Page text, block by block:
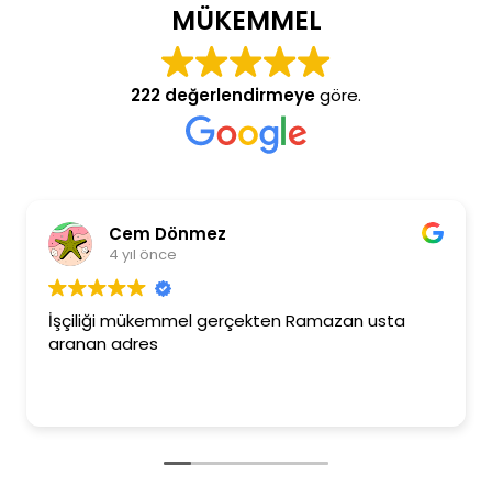
MÜKEMMEL
222 değerlendirmeyegöre.
Cem Dönmez
4 yıl önce
İşçiliği mükemmel gerçekten Ramazan usta
aranan adres